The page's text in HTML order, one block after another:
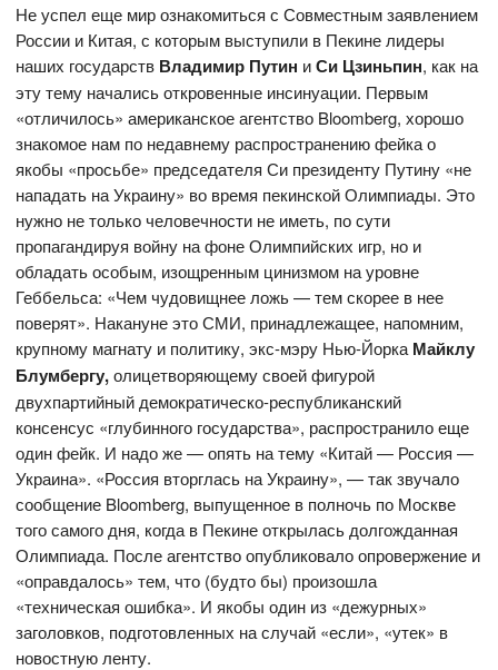
Не успел еще мир ознакомиться с Совместным заявлением
России и Китая, с которым выступили в Пекине лидеры
наших государств Владимир Путин иСи Цзиньпин, как на
эту тему начались откровенные инсинуации. Первым
«отличилось» американское агентство Bloomberg, хорошо
знакомое нам по недавнему распространению фейка о
якобы «просьбе» председателя Си президенту Путину «не
нападать на Украину» во время пекинской Олимпиады. Это
нужно не только человечности не иметь, по сути
пропагандируя войну на фоне Олимпийских игр, но и
обладать особым, изощренным цинизмом на уровне
Геббельса: «Чем чудовищнее ложь — тем скорее в нее
поверят». Накануне это СМИ, принадлежащее, напомним,
крупному магнату и политику, экс-мэру Нью-Йорка Майклу
Блумбергу,олицетворяющему своей фигурой
двухпартийный демократическо-республиканский
консенсус «глубинного государства», распространило еще
один фейк. И надо же — опять на тему «Китай — Россия —
Украина». «Россия вторглась на Украину», — так звучало
сообщение Bloomberg, выпущенное в полночь по Москве
того самого дня, когда в Пекине открылась долгожданная
Олимпиада. После агентство опубликовало опровержение и
«оправдалось» тем, что (будто бы) произошла
«техническая ошибка». И якобы один из «дежурных»
заголовков, подготовленных на случай «если», «утек» в
новостную ленту.